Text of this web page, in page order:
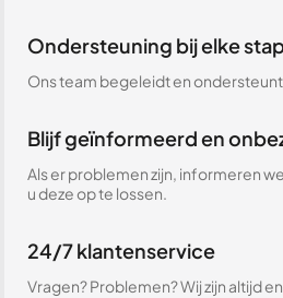
Ondersteuning bij elke
Ons team begeleidt en
Blijf geïnformeerd en
Als er problemen zijn, informeren
u deze op te lossen.
24/7 klantenservice
Vragen? Problemen? Wij zijn altijd